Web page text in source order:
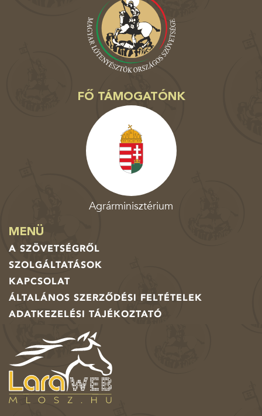
FŐ TÁMOGATÓNK
Agrárminisztérium
MENÜ
A SZÖVETSÉGRŐL
SZOLGÁLTATÁSOK
KAPCSOLAT
ÁLTALÁNOS SZERZŐDÉSI FELTÉTELEK
ADATKEZELÉSI TÁJÉKOZTATÓ